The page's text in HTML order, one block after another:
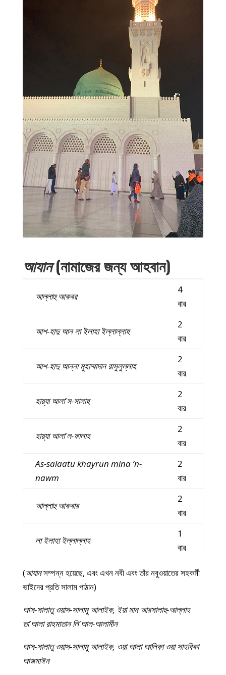
আযান(নামাজের জন্য আহবান)
আল্লাহু আকবর
4
বার
আশ-হাদু আন লা ইলাহা ইল্লাল্লাহ
2
বার
আশ-হাদু আন্না মুহাম্মাদান রাসুলুল্লাহ
2
বার
হায়্যা আলা'স-সালাহ
2
বার
হায়্যা আলা'ল-ফালাহ
2
বার
As-salaatu khayrun mina ‘n-
nawm
2
বার
আল্লাহু আকবার
2
বার
লা ইলাহা ইল্লাল্লাহ
1
বার
(আযানসম্পন্ন হয়েছে, এবং এখন নবী এবং তাঁর নবুওয়াতের সহকর্মী
ভাইদের প্রতি সালাম পাঠান)
আস-সালাতু ওয়াস-সালামু আলাইক, ইয়া মান আরসালাহু-আল্লাহ
তা'আলা রাহমাতান লি'আল-আলামীন
আস-সালাতু ওয়াস-সালামু আলাইক, ওয়া আলা আলিকা ওয়া সাহবিকা
আজমাঈন